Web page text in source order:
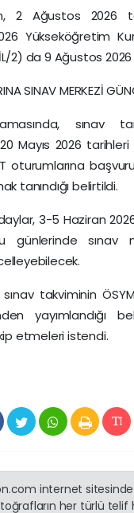
2 Ağustos 2026
Yükseköğretim
2) da 9 Ağustos 2026
SINAV MERKEZİ
sınav
Mayıs 2026 tarihleri
oturumlarına
tanındığı belirtildi.
3-5 Haziran
günlerinde sınav
takviminin
yayımlandığı
etmeleri istendi.
internet sitesinde
her türlü telif